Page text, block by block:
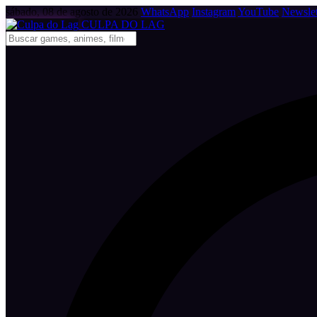
sábado, 08 de agosto de 2026 WhatsApp InstagramYouTube
CULPA DO LAG